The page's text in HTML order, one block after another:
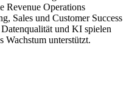
Revenue Operations
Sales und Customer Success
und KI spielen
Wachstum unterstützt.